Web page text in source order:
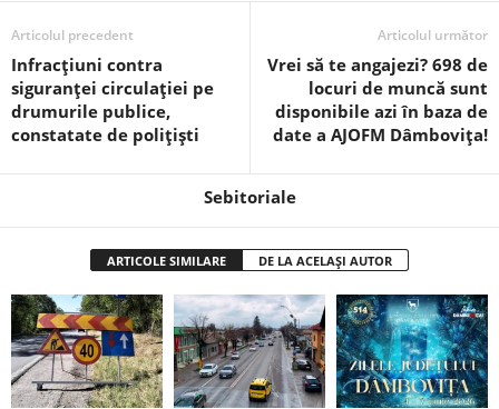
Articolul precedent
Infracțiuni contra
siguranței circulației pe
drumurile publice,
constatate de polițiști
Articolul următor
Vrei să te angajezi? 698 de
locuri de muncă sunt
disponibile azi în baza de
date a AJOFM Dâmbovița!
Sebitoriale
ARTICOLE SIMILARE DE LA ACELAȘI AUTOR